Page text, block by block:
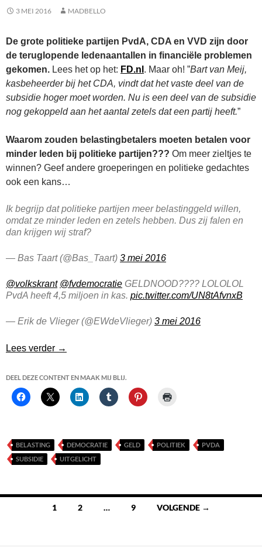
3 MEI 2016 MADBELLO
De grote politieke partijen PvdA, CDA en VVD zijn door
de teruglopende ledenaantallen in financiële problemen
gekomen. Lees het op het: FD.nl . Maar oh! ”Bart van Meij,
kasbeheerder bij het CDA, vindt dat het vaste deel van de
subsidie hoger moet worden. Nu is een deel van de subsidie
nog gekoppeld aan het aantal zetels dat een partij heeft.”
Waarom zouden belastingbetalers moeten betalen voor
minder leden bij politieke partijen??? Om meer zieltjes te
winnen? Geef andere groeperingen en politieke gedachtes
ook een kans…
Ik begrijp dat politieke partijen meer belastinggeld willen,
omdat ze minder leden en zetels hebben. Dus zij falen en
dan krijgen wij straf?
— Bas Taart (@Bas_Taart) 3 mei 2016
@volkskrant @fvdemocratie GELDNOOD???? LOLOLOL
PvdA heeft 4,5 miljoen in kas. pic.twitter.com/UN8tAfvnxB
— Erik de Vlieger (@EWdeVlieger) 3 mei 2016
Lees verder Politieke Partijen in Financiële Problemen
→
DEEL DEZE CONTENT EN MAAK MIJ BLIJ.
BELASTING DEMOCRATIE GELD POLITIEK
PVDA
SUBSIDIE
UITGELICHT
Berichten
1 2 … 9 VOLGENDE →